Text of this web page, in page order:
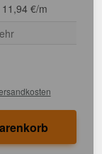
11,94 €/m